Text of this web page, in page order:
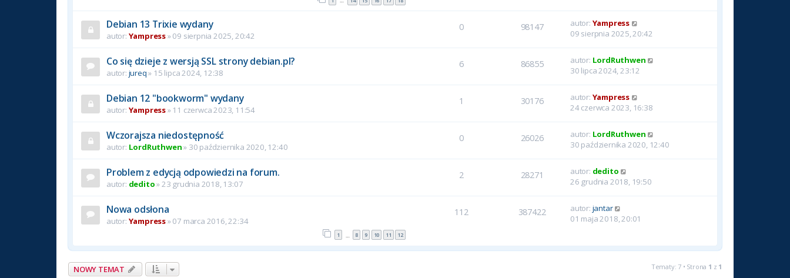
Debian 13 Trixie wydany
autor: Yampress» 09 sierpnia 2025, 20:42
0 98147 autor: Yampress
09 sierpnia 2025, 20:42
Co się dzieje z wersją SSL strony debian.pl?
autor: jureq» 15 lipca 2024, 12:38
6 86855 autor: LordRuthwen
30 lipca 2024, 23:12
Debian 12 "bookworm" wydany
autor: Yampress» 11 czerwca 2023, 11:54
1 30176 autor: Yampress
24 czerwca 2023, 16:38
Wczorajsza niedostępność
autor: LordRuthwen» 30 października 2020, 12:40
0 26026 autor: LordRuthwen
30 października 2020, 12:40
Problem z edycją odpowiedzi na forum.
autor: dedito» 23 grudnia 2018, 13:07
2 28271 autor: dedito
26 grudnia 2018, 19:50
Nowa odsłona
autor: Yampress» 07 marca 2016, 22:34
1 … 8 9 10 11 12
112 387422 autor: jantar
01 maja 2018, 20:01
NOWY TEMAT Tematy: 7 • Strona 1 z 1